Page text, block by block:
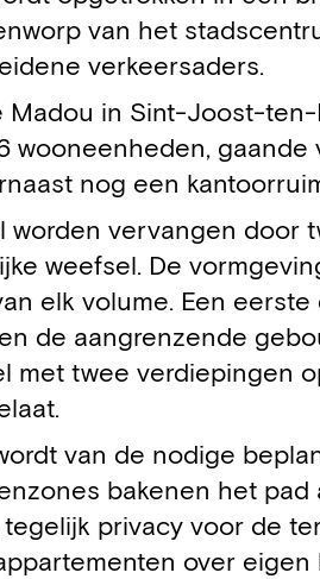
van het
verkeersaders.
in Sint-Joost-
gaande
nog een
vervangen door
weefsel. De
elk volume. Een
de aangrenzende
met twee verdiepingen
van de nodige
bakenen het pad
privacy voor de
over